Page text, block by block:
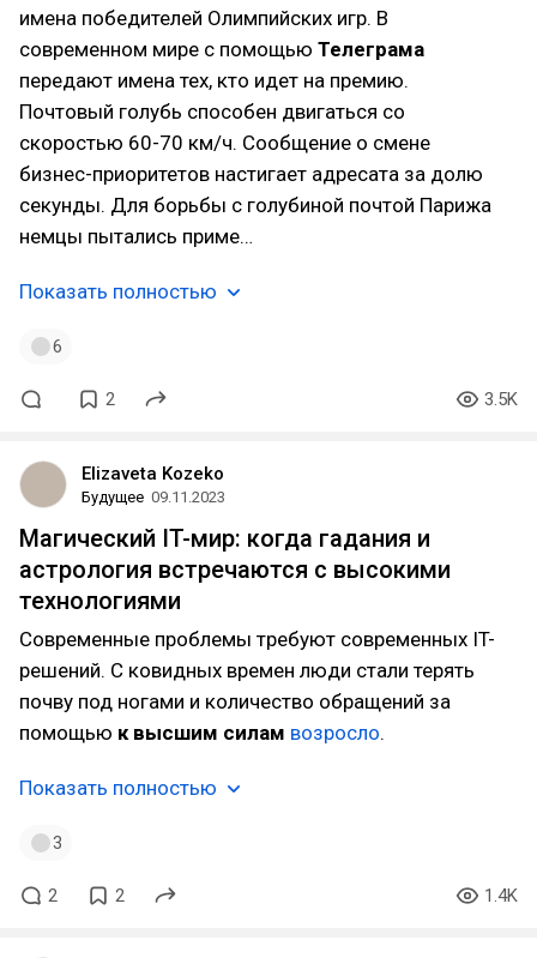
имена победителей Олимпийских игр. В
современном мире с помощью Телеграма
передают имена тех, кто идет на премию.
Почтовый голубь способен двигаться со
скоростью 60-70 км/ч. Сообщение о смене
бизнес-приоритетов настигает адресата за долю
секунды. Для борьбы с голубиной почтой Парижа
немцы пытались приме…
Показать полностью
6
2 3.5K
Elizaveta Kozeko
Будущее 09.11.2023
Магический IT-мир: когда гадания и
астрология встречаются с высокими
технологиями
Современные проблемы требуют современных IT-
решений. С ковидных времен люди стали терять
почву под ногами и количество обращений за
помощью к высшим силам возросло.
Показать полностью
3
2 2 1.4K